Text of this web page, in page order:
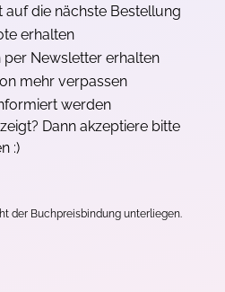
auf die nächste Bestellung
erhalten
per Newsletter erhalten
mehr verpassen
werden
Dann akzeptiere bitte
:)
der Buchpreisbindung unterliegen.